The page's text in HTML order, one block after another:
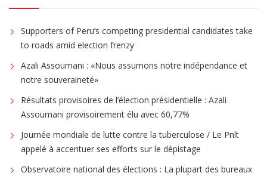
Supporters of Peru’s competing presidential candidates take
to roads amid election frenzy
Azali Assoumani : «Nous assumons notre indépendance et
notre souveraineté»
Résultats provisoires de l’élection présidentielle : Azali
Assoumani provisoirement élu avec 60,77%
Journée mondiale de lutte contre la tuberculose / Le Pnlt
appelé à accentuer ses efforts sur le dépistage
Observatoire national des élections : La plupart des bureaux